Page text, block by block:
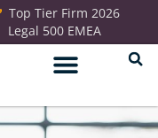
Top Tier Firm 2026
Legal 500 EMEA